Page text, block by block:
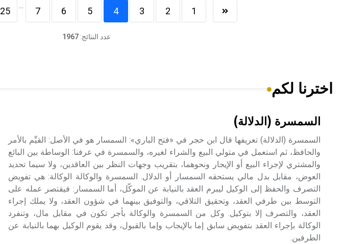
1
2
3
4
5
6
7
...
25
عدد النتائج:1967
اخترنا لكم
السمسرة (الدلالة)
السمسرة (الدلالة) تعريفها قال ابن حجر في «فتح الباري»: السمسار هو في الأصل: القيِّم بالأمر
والحافظ، ثم استعمل في متولي البيع والشراء لغيره، والسمسرة في عرفنا: الوساطة بين البائع
والمشتري لإجراء البيع أو الإيجار ونحوهما، بتقريب وجهات النظر بين العاقدين، ولا سيما تحديد
العوض، مقابل بدل مالي يستحقه السمسار أو الدلال. السمسرة والوكالة الوكالة: هي تفويض
التصرف والحفظ إلى الوكيل ليبرم العقد بالنيابة عن الموكّل، أما السمسار: فيقتصر عمله على
التوسط بين طرفي العقد، وتحقيق التلاقي، والتوفيق بينهما في شؤون العقد، ولا يملك إجراء
العقد، والتصرف إلا بتوكيل. وكل من السمسرة والوكالة بأجر تكون في مقابل مال، وتنفرد
الوكالة بإجراء العقد بتفويض سابق إما بالإيجاب وإما بالقبول، وقد يقوم الوكيل بهما بالنيابة عن
الطرفين.